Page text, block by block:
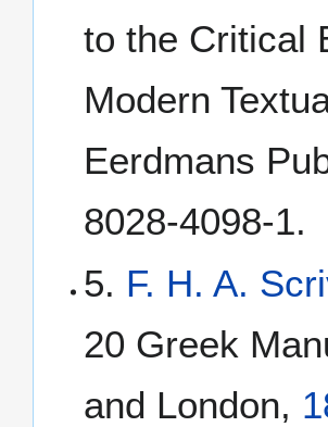
to the Critical
Modern
Eerdmans
8028-4098-1.
5. F. H. A.
20 Greek
and London,